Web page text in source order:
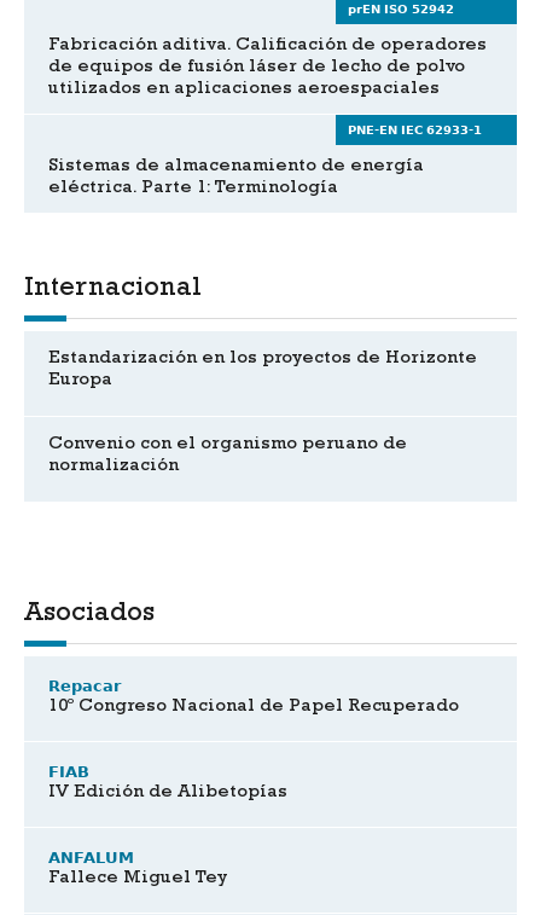
prEN ISO 52942
Fabricación aditiva. Calificación de operadores
de equipos de fusión láser de lecho de polvo
utilizados en aplicaciones aeroespaciales
PNE-EN IEC 62933-1
Sistemas de almacenamiento de energía
eléctrica. Parte 1: Terminología
Internacional
Estandarización en los proyectos de Horizonte
Europa
Convenio con el organismo peruano de
normalización
Asociados
Repacar
10º Congreso Nacional de Papel Recuperado
FIAB
IV Edición de Alibetopías
ANFALUM
Fallece Miguel Tey